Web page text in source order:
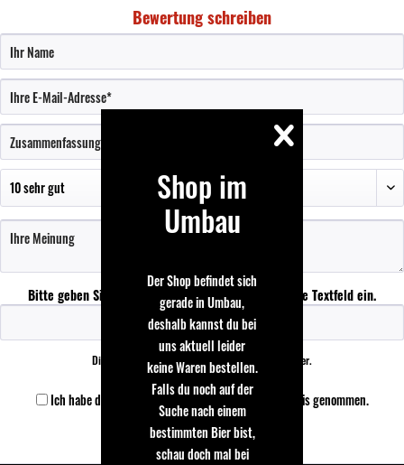
Bewertung schreiben
Bitte geben Sie die Zeichenfolge in das nachfolgende Textfeld ein.
Die mit einem * markierten Felder sind Pflichtfelder.
Ich habe die Datenschutzbestimmungenzur Kenntnis genommen.
Speichern
Shop im
Umbau
Der Shop befindet sich
gerade in Umbau,
deshalb kannst du bei
uns aktuell leider
keine Waren bestellen.
Falls du noch auf der
Suche nach einem
bestimmten Bier bist,
schau doch mal bei